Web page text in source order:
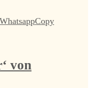
WhatsappCopy
von